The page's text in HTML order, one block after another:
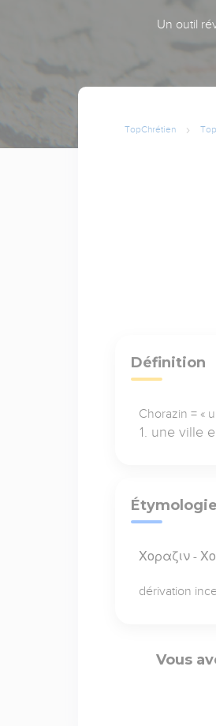
Un outil
TopChrétien
Définition
Chorazin = «
une ville
Étymologie
Χοραζιν -
dérivation
Vous